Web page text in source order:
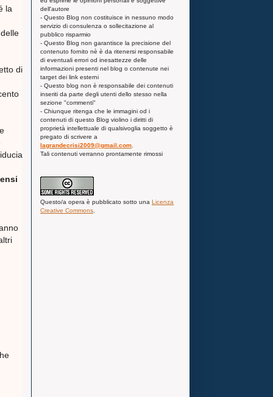
la
di
dell'autore
- Questo Blog non costituisce in nessuno modo
servizio di consulenza o sollecitazione al
pubblico risparmio
- Questo Blog non garantisce la precisione del
contenuto fornito nè è da ritenersi responsabile
di eventuali errori od inesattezze delle
informazioni presenti nel blog o contenute nei
target dei link esterni
- Questo blog non è responsabile dei contenuti
inseriti da parte degli utenti dello stesso nella
sezione "commenti"
- Chiunque ritenga che le immagini od i
contenuti di questo Blog violino i diritti di
proprietà intellettuale di qualsivoglia soggetto è
pregato di scrivere a
lagrandecrisi2009@gmail.com
Tali contenuti verranno prontamente rimossi
Questo/a opera è pubblicato sotto una Licenza
Creative Commons